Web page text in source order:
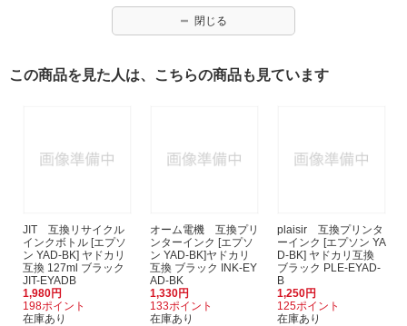
閉じる
この商品を見た人は、こちらの商品も見ています
JIT 互換リサイクル
インクボトル [エプソ
ン YAD-BK] ヤドカリ
互換 127ml ブラック
JIT-EYADB
1,980円
198ポイント
在庫あり
オーム電機 互換プリ
ンターインク [エプソ
ン YAD-BK]ヤドカリ
互換 ブラック INK-EY
AD-BK
1,330円
133ポイント
在庫あり
plaisir 互換プリンタ
ーインク [エプソン YA
D-BK] ヤドカリ互換
ブラック PLE-EYAD-
B
1,250円
125ポイント
在庫あり